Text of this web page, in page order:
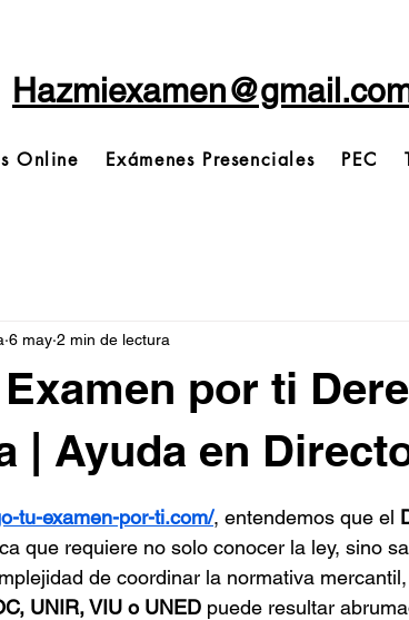
Online Exámenes Presenciales PEC
por ti
| Ayuda en
6 may 2 min de lectura
tu-examen-por-ti.com/, entendemos que el
que requiere no solo conocer la ley, sino
de coordinar la normativa
UNIR, VIU o UNED puede resultar